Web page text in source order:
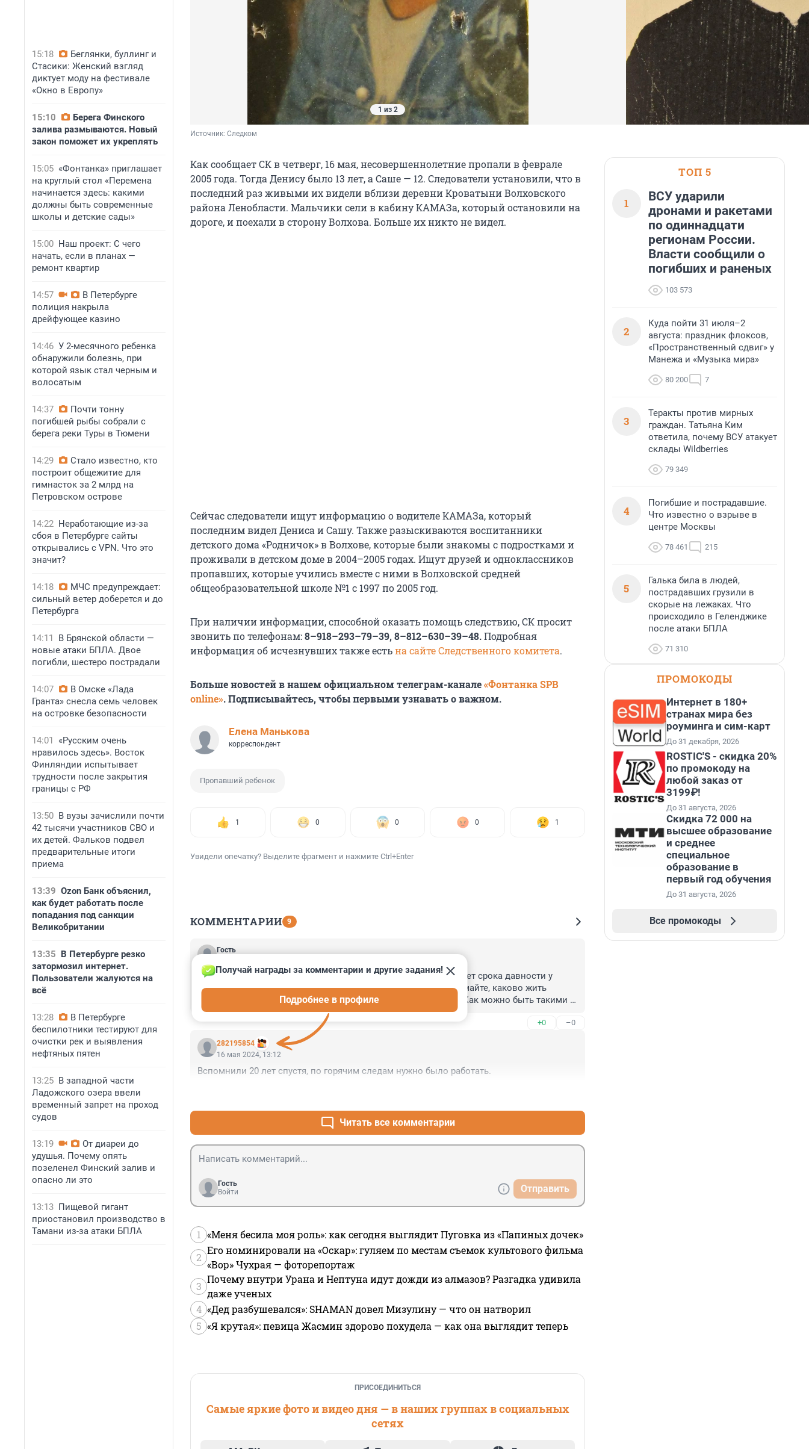
15:18
Беглянки, буллинг и
Стасики: Женский взгляд
диктует моду на фестивале
«Окно в Европу»
15:10
Берега Финского
залива размываются. Новый
закон поможет их укреплять
15:05 «Фонтанка» приглашает
на круглый стол «Перемена
начинается здесь: какими
должны быть современные
школы и детские сады»
15:00 Наш проект: С чего
начать, если в планах —
ремонт квартир
14:57
В Петербурге
полиция накрыла
дрейфующее казино
14:46 У 2-месячного ребенка
обнаружили болезнь, при
которой язык стал черным и
волосатым
14:37
Почти тонну
погибшей рыбы собрали с
берега реки Туры в Тюмени
14:29
Стало известно, кто
построит общежитие для
гимнасток за 2 млрд на
Петровском острове
14:22 Неработающие из-за
сбоя в Петербурге сайты
открывались с VPN. Что это
значит?
14:18
МЧС предупреждает:
сильный ветер доберется и до
Петербурга
14:11
В Брянской области —
новые атаки БПЛА. Двое
погибли, шестеро пострадали
14:07
В Омске «Лада
Гранта» снесла семь человек
на островке безопасности
14:01
«Русским очень
нравилось здесь». Восток
Финляндии испытывает
трудности после закрытия
границы с РФ
13:50 В вузы зачислили почти
42 тысячи участников СВО и
их детей. Фальков подвел
предварительные итоги
приема
13:39 Ozon Банк объяснил,
как будет работать после
попадания под санкции
Великобритании
13:35 В Петербурге резко
затормозил интернет.
Пользователи жалуются на
всё
13:28
В Петербурге
беспилотники тестируют для
очистки рек и выявления
нефтяных пятен
13:25 В западной части
Ладожского озера ввели
временный запрет на проход
судов
13:19
От диареи до
удушья. Почему опять
позеленел Финский залив и
опасно ли это
13:13 Пищевой гигант
приостановил производство в
Тамани из-за атаки БПЛА
1 из 2
Источник: Следком
Как сообщает СК в четверг, 16 мая, несовершеннолетние пропали в феврале
2005 года. Тогда Денису было 13 лет, а Саше — 12. Следователи установили, что в
последний раз живыми их видели вблизи деревни Кроватыни Волховского
района Ленобласти. Мальчики сели в кабину КАМАЗа, который остановили на
дороге, и поехали в сторону Волхова. Больше их никто не видел.
Сейчас следователи ищут информацию о водителе КАМАЗа, который
последним видел Дениса и Сашу. Также разыскиваются воспитанники
детского дома «Родничок» в Волхове, которые были знакомы с подростками и
проживали в детском доме в 2004–2005 годах. Ищут друзей и одноклассников
пропавших, которые учились вместе с ними в Волховской средней
общеобразовательной школе №1 с 1997 по 2005 год.
При наличии информации, способной оказать помощь следствию, СК просит
звонить по телефонам:8–918–293–79–39, 8–812–630–39–48.Подробная
информация об исчезнувших также естьна сайте Следственного комитета.
Больше новостей в нашем официальном телеграм-канале«Фонтанка SPB
online». Подписывайтесь, чтобы первыми узнавать о важном.
Елена Манькова
корреспондент
Пропавший ребенок
1 0 0 0 1
Увидели опечатку? Выделите фрагмент и нажмите Ctrl+Enter
КОММЕНТАРИИ 9
Гость
Кто пишет такие комментарии!!! У вас сердце вообще есть!? Нет срока давности у
таких злодеяний!!! Это не у вас болит сердце!! Вы лучше подумайте, каково жить
родителям все эти годы, и вообще близким этих мальчиков!! Как можно быть такими
бессердечными, равнодушными! Именно равнодушие самое страшное в человеке!
+0 –0
282195854
Получай награды за комментарии и другие задания!
Подробнее в профиле
16 мая 2024, 13:12
Вспомнили 20 лет спустя, по горячим следам нужно было работать.
Читать все комментарии
Гость
Войти
Отправить
1 «Меня бесила моя роль»: как сегодня выглядит Пуговка из «Папиных дочек»
2
Его номинировали на «Оскар»: гуляем по местам съемок культового фильма
«Вор» Чухрая — фоторепортаж
3
Почему внутри Урана и Нептуна идут дожди из алмазов? Разгадка удивила
даже ученых
4 «Дед разбушевался»: SHAMAN довел Мизулину — что он натворил
5 «Я крутая»: певица Жасмин здорово похудела — как она выглядит теперь
ПРИСОЕДИНИТЬСЯ
Самые яркие фото и видео дня — в наших группах в социальных
сетях
ТОП 5
1
ВСУ ударили
дронами и ракетами
по одиннадцати
регионам России.
Власти сообщили о
погибших и раненых
103 573
2
Куда пойти 31 июля–2
августа: праздник флоксов,
«Пространственный сдвиг» у
Манежа и «Музыка мира»
80 200 7
3
Теракты против мирных
граждан. Татьяна Ким
ответила, почему ВСУ атакует
склады Wildberries
79 349
4
Погибшие и пострадавшие.
Что известно о взрыве в
центре Москвы
78 461 215
5
Галька била в людей,
пострадавших грузили в
скорые на лежаках. Что
происходило в Геленджике
после атаки БПЛА
71 310
ПРОМОКОДЫ
Интернет в 180+
странах мира без
роуминга и сим-карт
До 31 декабря, 2026
ROSTIC'S - скидка 20%
по промокоду на
любой заказ от
3199₽!
До 31 августа, 2026
Скидка 72 000 на
высшее образование
и среднее
специальное
образование в
первый год обучения
До 31 августа, 2026
Все промокоды